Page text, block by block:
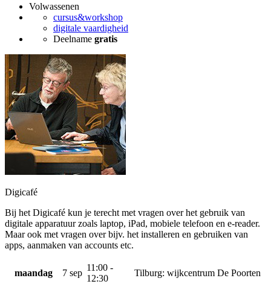
Volwassenen
cursus&workshop
digitale vaardigheid
Deelname gratis
Digicafé
Bij het Digicafé kun je terecht met vragen over het gebruik van
digitale apparatuur zoals laptop, iPad, mobiele telefoon en e-reader.
Maar ook met vragen over bijv. het installeren en gebruiken van
apps, aanmaken van accounts etc.
maandag 7 sep
11:00 -
12:30
Tilburg: wijkcentrum De Poorten